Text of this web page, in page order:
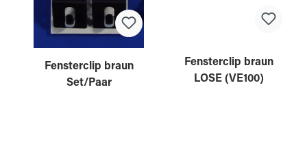
Fensterclip braun
Set/Paar
Fensterclip braun
LOSE (VE100)